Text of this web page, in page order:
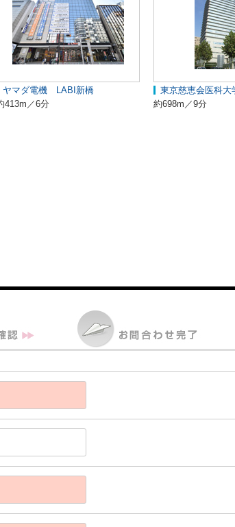
ヤマダ電機 LABI新橋
413m／6分
東京慈恵会医科大
約698m／9分